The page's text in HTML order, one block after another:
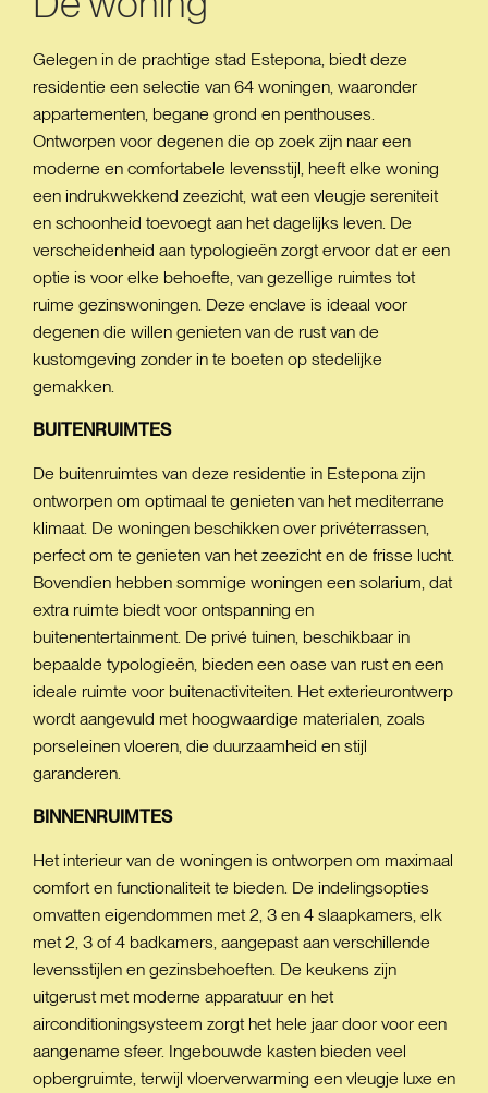
Gelegen in de prachtige stad Estepona, biedt deze
residentie een selectie van 64 woningen, waaronder
appartementen, begane grond en penthouses.
Ontworpen voor degenen die op zoek zijn naar een
moderne en comfortabele levensstijl, heeft elke woning
een indrukwekkend zeezicht, wat een vleugje sereniteit
en schoonheid toevoegt aan het dagelijks leven. De
verscheidenheid aan typologieën zorgt ervoor dat er een
optie is voor elke behoefte, van gezellige ruimtes tot
ruime gezinswoningen. Deze enclave is ideaal voor
degenen die willen genieten van de rust van de
kustomgeving zonder in te boeten op stedelijke
gemakken.
BUITENRUIMTES
De buitenruimtes van deze residentie in Estepona zijn
ontworpen om optimaal te genieten van het mediterrane
klimaat. De woningen beschikken over privéterrassen,
perfect om te genieten van het zeezicht en de frisse lucht.
Bovendien hebben sommige woningen een solarium, dat
extra ruimte biedt voor ontspanning en
buitenentertainment. De privé tuinen, beschikbaar in
bepaalde typologieën, bieden een oase van rust en een
ideale ruimte voor buitenactiviteiten. Het exterieurontwerp
wordt aangevuld met hoogwaardige materialen, zoals
porseleinen vloeren, die duurzaamheid en stijl
garanderen.
BINNENRUIMTES
Het interieur van de woningen is ontworpen om maximaal
comfort en functionaliteit te bieden. De indelingsopties
omvatten eigendommen met 2, 3 en 4 slaapkamers, elk
met 2, 3 of 4 badkamers, aangepast aan verschillende
levensstijlen en gezinsbehoeften. De keukens zijn
uitgerust met moderne apparatuur en het
airconditioningsysteem zorgt het hele jaar door voor een
aangename sfeer. Ingebouwde kasten bieden veel
opbergruimte, terwijl vloerverwarming een vleugje luxe en